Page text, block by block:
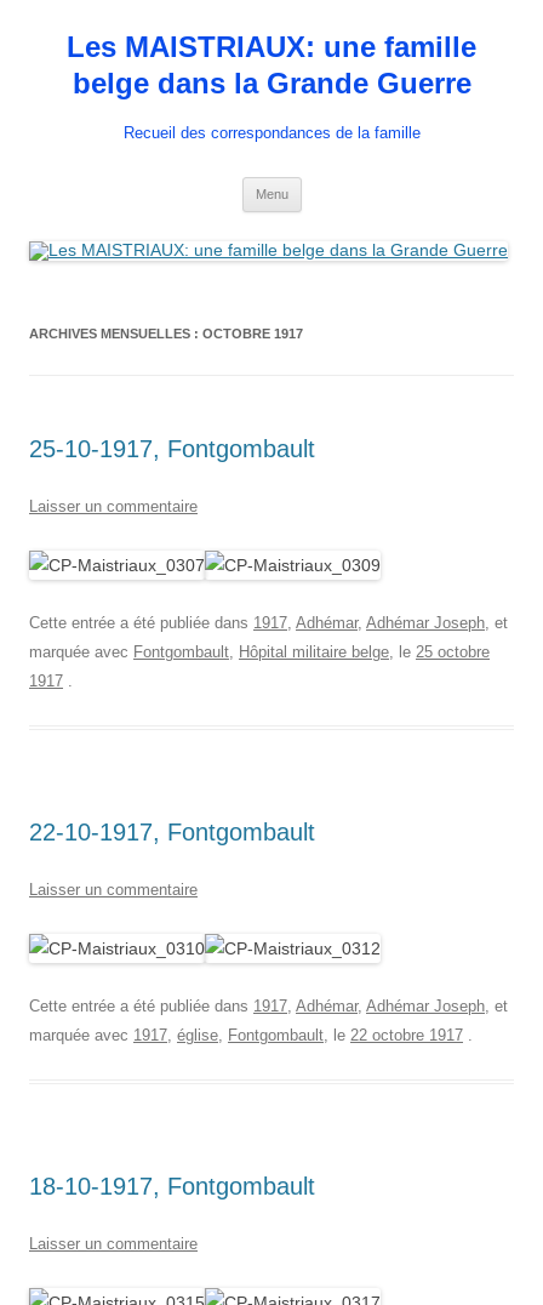
contenuLes MAISTRIAUX: une famille
belge dans la Grande Guerre
Recueil des correspondances de la famille
Menu
ARCHIVES MENSUELLES : OCTOBRE 1917
25-10-1917, Fontgombault
Laisser un commentaire
Cette entrée a été publiée dans 1917, Adhémar, Adhémar Joseph, et
marquée avec Fontgombault, Hôpital militaire belge, le 25 octobre
1917 .
22-10-1917, Fontgombault
Laisser un commentaire
Cette entrée a été publiée dans 1917, Adhémar, Adhémar Joseph, et
marquée avec 1917, église, Fontgombault, le 22 octobre 1917 .
18-10-1917, Fontgombault
Laisser un commentaire